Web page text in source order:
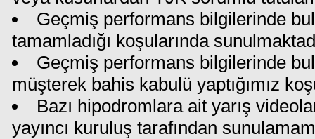
Geçmiş performans bilgilerinde
tamamladığı koşularında
Geçmiş performans bilgilerinde
müşterek bahis kabulü yaptığımız
Bazı hipodromlara ait yarış
yayıncı kuruluş tarafından